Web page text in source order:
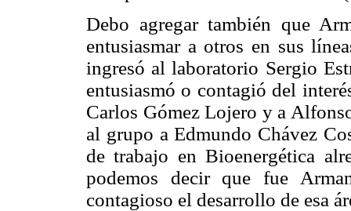
Debo agregar también que
entusiasmar a otros en sus
ingresó al laboratorio Sergio
entusiasmó o contagió del
Carlos Gómez Lojero y a
al grupo a Edmundo Chávez
de trabajo en Bioenergética
podemos decir que fue
contagioso el desarrollo de esa